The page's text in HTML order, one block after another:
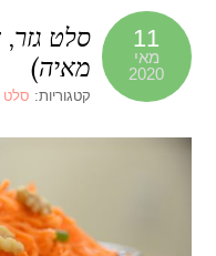
11
מאי
2020
סלט
מאיה)
קטגוריות: סלט